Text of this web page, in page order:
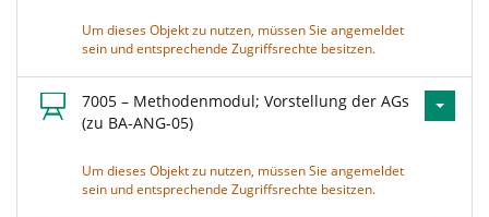
Um dieses Objekt zu nutzen, müssen Sie angemeldet
sein und entsprechende Zugriffsrechte besitzen.
7005 – Methodenmodul; Vorstellung der AGs
(zu BA-ANG-05)
Um dieses Objekt zu nutzen, müssen Sie angemeldet
sein und entsprechende Zugriffsrechte besitzen.